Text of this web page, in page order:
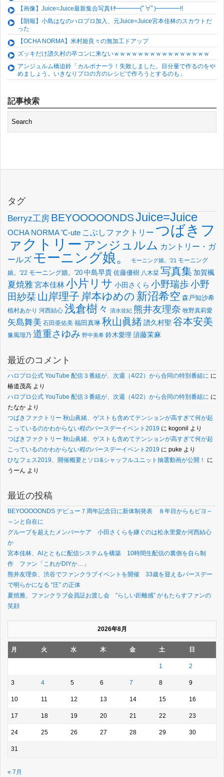
【画像】Juice=Juice最新集合写真ｷﾀ━━━━(ﾟ∀ﾟ)━━━━!!
【朗報】小島はなのハロプロ加入、元Juice=Juice宮本佳林のスカウトだ
った
【OCHA NORMA】米村姫良々の無加工ドアップ
ズッキだけ譜久村の卒コンに来ないｗｗｗｗｗｗｗｗｗｗｗｗｗｗｗｗ
アンジュルム橋迫鈴「カルボナーラ！失敗しました。目分量で作るのをや
めましょう。いきなりプロの方のレシピで作ろうとするのも」
記事検索
タグ
Berryz工房 BEYOOOOONDSJuice=Juice
OCHA NORMA℃-ute こぶしファクトリー つばきフ
ァクトリー アンジュルム カントリー・ガ
ールズ モーニング娘。 モーニング娘。'21 モーニング
娘。'22 モーニング娘。'20 中島早貴 佐藤優樹 八木栞 写真集 加賀楓
夏焼雅宮本佳林小片リサ 小田さくら 小野瑞歩小野
田紗栞 山岸理子 岸本ゆめの 新沼希空 森戸知沙希
植村あかり 河西結心 浅倉樹々 清水佐紀 熊井友理奈 牧野真莉愛
矢島舞美 石田亜佑美 福田真琳 秋山眞緒譜久村聖 谷本安美
豫風瑠乃 道重さゆみ 野中美希 鈴木愛理 須藤茉麻
最近のコメント
ハロプロ公式 YouTube 配信３番組が、次週（4/22）から合同の特別番組に に
椿道茂高 より
ハロプロ公式 YouTube 配信３番組が、次週（4/22）から合同の特別番組に に
たなか より
つばきファクトリー 秋山眞緒、ゲストも含めてテンションが高すぎて何が起
こっているのかわからない程のバースデーイベント2019 に kogonil より
つばきファクトリー 秋山眞緒、ゲストも含めてテンションが高すぎて何が起
こっているのかわからない程のバースデーイベント2019 に puke より
ひなフェス2019、開催概要とソロ&シャッフルユニット抽選動画が公開！
に
うーん より
最近の投稿
BEYOOOOONDS デビュー７周年記念日に新体制発表 ８年目からもビヨ～
～ンと自在に
グループを超えたメンバーケア 小田さくらを継ぐのは松永里愛か河西結心
か
宮本佳林、AIとともに配信システムを構築 10時間生配信の裏側を自ら制
作 ファン「これがDIYか…」
熊井友理奈、渋谷でファンクラブイベントを開催 33歳を迎えるバースデー
で明らかになる “圧” の正体
夏焼雅、ファンクラブ会員証お渡し会 ”らしい距離感” がもたらすファンの
笑顔
2026年8月
月 火 水 木 金 土 日
1 2
3 4 5 6 7 8 9
10 11 12 13 14 15 16
17 18 19 20 21 22 23
24 25 26 27 28 29 30
31
« 7月